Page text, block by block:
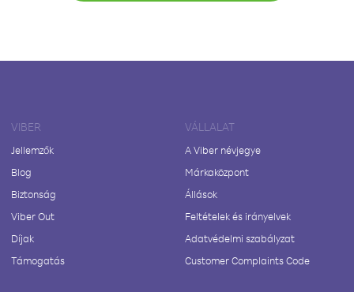
VIBER
Jellemzők
Blog
Biztonság
Viber Out
Díjak
Támogatás
VÁLLALAT
A Viber névjegye
Márkaközpont
Állások
Feltételek és irányelvek
Adatvédelmi szabályzat
Customer Complaints Code